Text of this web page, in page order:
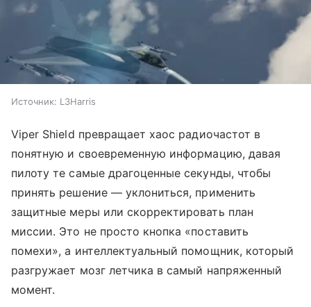
Источник: L3Harris
Viper Shield превращает хаос радиочастот в
понятную и своевременную информацию, давая
пилоту те самые драгоценные секунды, чтобы
принять решение — уклониться, применить
защитные меры или скорректировать план
миссии. Это не просто кнопка «поставить
помехи», а интеллектуальный помощник, который
разгружает мозг летчика в самый напряженный
момент.